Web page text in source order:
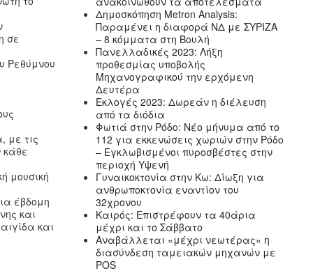
σε
Ρεθύμνου
με τις
κάθε
μουσική
έβδομη
και
και
Δημοσκόπηση Metron Analysis:
Παραμένει η διαφορά ΝΔ με ΣΥΡΙΖΑ
– 8 κόμματα στη Βουλή
Πανελλαδικές 2023: Λήξη
προθεσμίας υποβολής
Μηχανογραφικού την ερχόμενη
Δευτέρα
Εκλογές 2023: Δωρεάν η διέλευση
από τα διόδια
Φωτιά στην Ρόδο: Νέο μήνυμα από το
112 για εκκενώσεις χωριών στην Ρόδο
– Εγκλωβισμένοι πυροσβέστες στην
περιοχή Υψενή
Γυναικοκτονία στην Κω: Δίωξη για
ανθρωποκτονία εναντίον του
32χρονου
Καιρός: Επιστρέφουν τα 40άρια
μέχρι και το Σάββατο
Αναβάλλεται «μέχρι νεωτέρας» η
διασύνδεση ταμειακών μηχανών με
POS